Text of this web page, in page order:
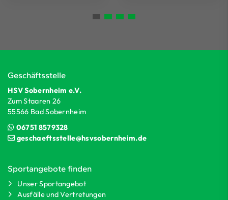
Geschäftsstelle
HSV Sobernheim e.V.
Zum Staaren 26
55566 Bad Sobernheim
06751 8579328
geschaeftsstelle@hsvsobernheim.de
Sportangebote finden
Unser Sportangebot
Ausfälle und Vertretungen